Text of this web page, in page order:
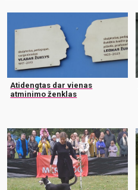
Atidengtas dar vienas
atminimo ženklas